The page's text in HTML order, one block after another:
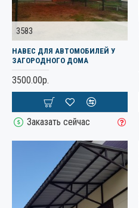
3583
НАВЕС ДЛЯ АВТОМОБИЛЕЙ У
ЗАГОРОДНОГО ДОМА
3500.00р.
Заказать сейчас